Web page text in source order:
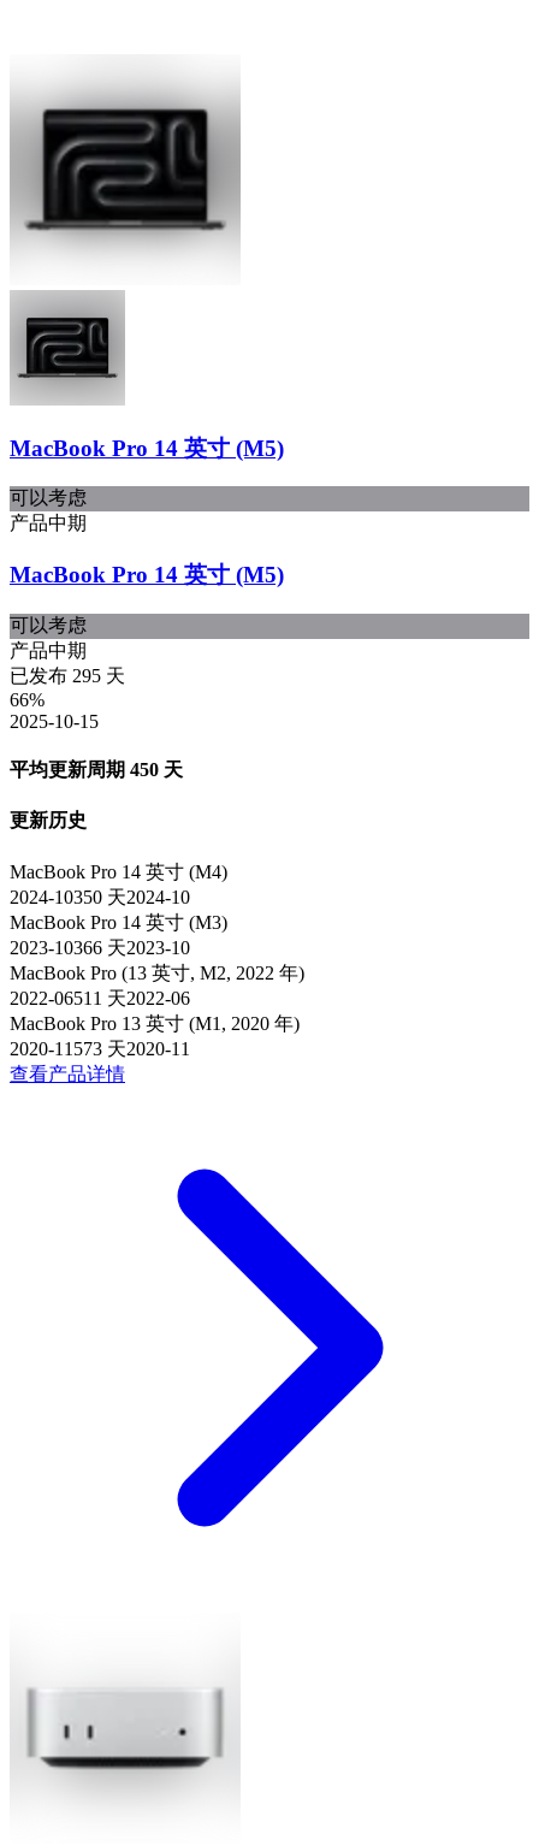
MacBook Pro 14 英寸 (M5)
可以考虑
产品中期
MacBook Pro 14 英寸 (M5)
可以考虑
产品中期
已发布 295 天
66%
2025-10-15
平均更新周期 450 天
更新历史
MacBook Pro 14 英寸 (M4)
2024-10350 天2024-10
MacBook Pro 14 英寸 (M3)
2023-10366 天2023-10
MacBook Pro (13 英寸, M2, 2022 年)
2022-06511 天2022-06
MacBook Pro 13 英寸 (M1, 2020 年)
2020-11 573 天2020-11
查看产品详情